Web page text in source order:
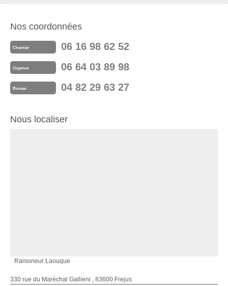
Nos coordonnées
Chantier 06 16 98 62 52
Urgence 06 64 03 89 98
Bureau 04 82 29 63 27
Nous localiser
Ramoneur Laouque
330 rue du Maréchal Gallieni , 83600 Frejus